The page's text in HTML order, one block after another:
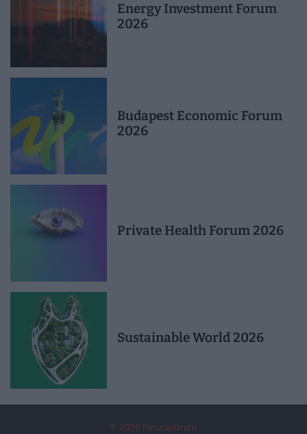
Energy Investment Forum
2026
Budapest Economic Forum
2026
Private Health Forum 2026
Sustainable World 2026
© 2026 Pénzcentrum